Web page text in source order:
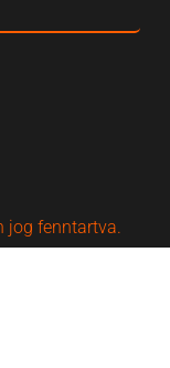
jog fenntartva.